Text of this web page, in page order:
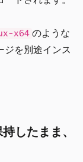
x64 のような
ジを別途インス
したまま、